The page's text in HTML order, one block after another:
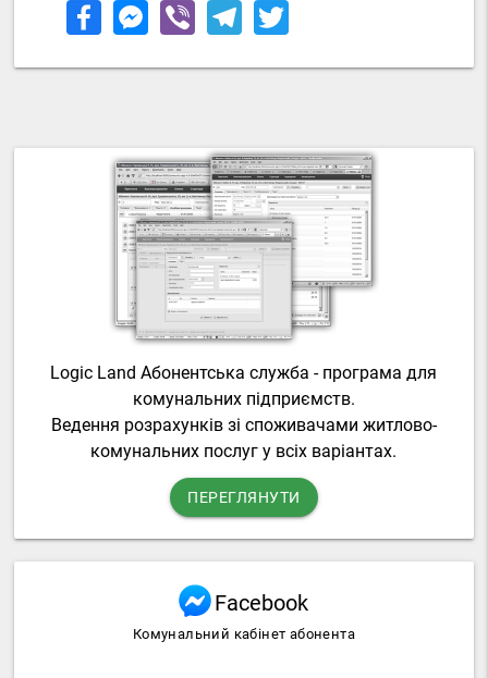
Logic Land Абонентська служба - програма для
комунальних підприємств.
Ведення розрахунків зі споживачами житлово-
комунальних послуг у всіх варіантах.
ПЕРЕГЛЯНУТИ
Facebook
Комунальний кабінет абонента